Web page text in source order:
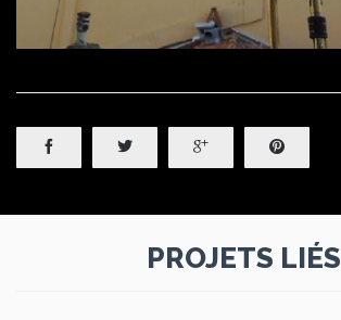
   
PROJETS LIÉS